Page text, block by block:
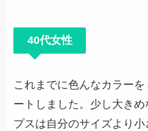
40代女性
これまでに色んなカラー
ートしました。少し大き
プスは自分のサイズより小